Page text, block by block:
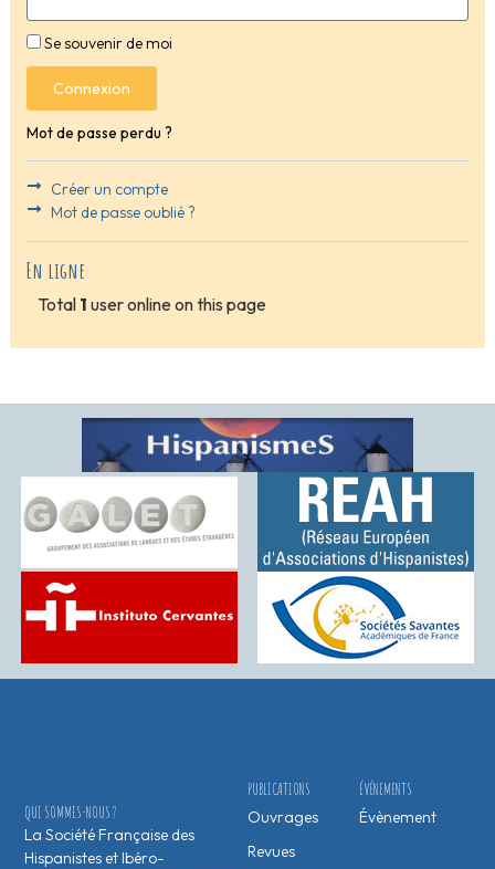
Se souvenir de moi
Connexion
Mot de passe perdu ?
Créer un compte
Mot de passe oublié ?
En ligne
Total 1 user online on this page
ÉVÉNEMENTS
Évènement
PUBLICATIONS
Ouvrages
Revues
QUI SOMMES-NOUS ?
La Société Française des
Hispanistes et Ibéro-